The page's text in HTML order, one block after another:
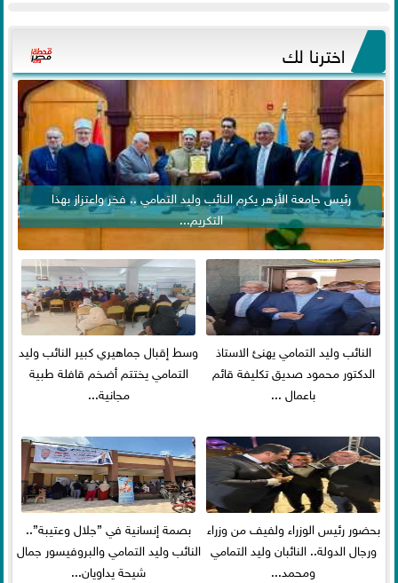
اخترنا لك
رئيس جامعة الأزهر يكرم النائب وليد التمامي .. فخر واعتزاز بهذا
التكريم...
النائب وليد التمامي يهنئ الاستاذ
الدكتور محمود صديق تكليفة قائم
باعمال ...
وسط إقبال جماهيري كبير النائب وليد
التمامي يختتم أضخم قافلة طبية
مجانية...
بحضور رئيس الوزراء ولفيف من وزراء
ورجال الدولة.. النائبان وليد التمامي
ومحمد...
بصمة إنسانية في ”جلال وعتيبة”..
النائب وليد التمامي والبروفيسور جمال
شيحة يداويان...